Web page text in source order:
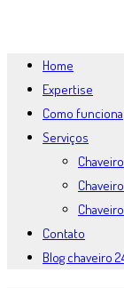
Home
Expertise
Como funciona
Serviços
Contato
Blog chaveiro